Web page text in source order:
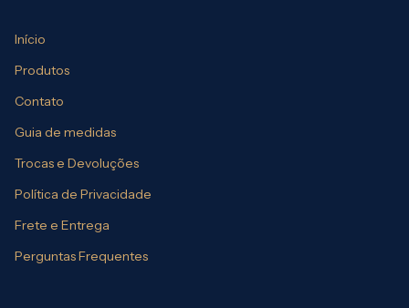
Início
Produtos
Contato
Guia de medidas
Trocas e Devoluções
Política de Privacidade
Frete e Entrega
Perguntas Frequentes